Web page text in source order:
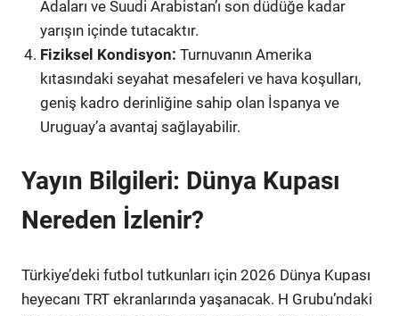
Adaları ve Suudi Arabistan’ı son düdüğe kadar
yarışın içinde tutacaktır.
Fiziksel Kondisyon: Turnuvanın Amerika
kıtasındaki seyahat mesafeleri ve hava koşulları,
geniş kadro derinliğine sahip olan İspanya ve
Uruguay’a avantaj sağlayabilir.
Yayın Bilgileri: Dünya Kupası
Nereden İzlenir?
Türkiye’deki futbol tutkunları için 2026 Dünya Kupası
heyecanı TRT ekranlarında yaşanacak. H Grubu’ndaki